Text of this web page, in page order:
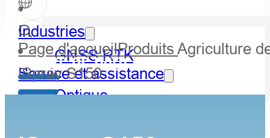
GNSS RTK
Optique
Industries
Service et assistance
Centre de partenaires
Page d'accueilProduitsAgriculture
iSpray S150